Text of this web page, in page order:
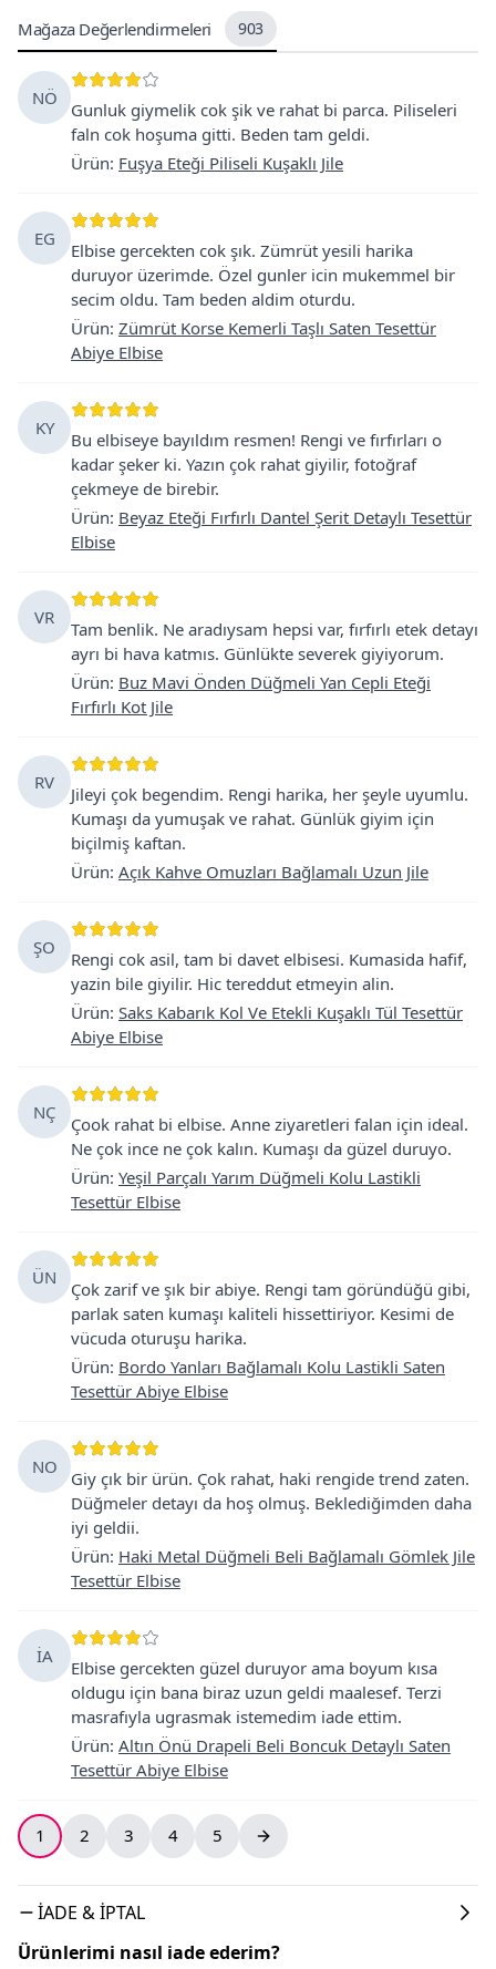
Mağaza Değerlendirmeleri 903
NÖ
Gunluk giymelik cok şik ve rahat bi parca. Piliseleri
faln cok hoşuma gitti. Beden tam geldi.
Ürün: Fuşya Eteği Piliseli Kuşaklı Jile
EG
Elbise gercekten cok şık. Zümrüt yesili harika
duruyor üzerimde. Özel gunler icin mukemmel bir
secim oldu. Tam beden aldim oturdu.
Ürün: Zümrüt Korse Kemerli Taşlı Saten Tesettür
Abiye Elbise
KY
Bu elbiseye bayıldım resmen! Rengi ve fırfırları o
kadar şeker ki. Yazın çok rahat giyilir, fotoğraf
çekmeye de birebir.
Ürün: Beyaz Eteği Fırfırlı Dantel Şerit Detaylı Tesettür
Elbise
VR
Tam benlik. Ne aradıysam hepsi var, fırfırlı etek detayı
ayrı bi hava katmıs. Günlükte severek giyiyorum.
Ürün: Buz Mavi Önden Düğmeli Yan Cepli Eteği
Fırfırlı Kot Jile
RV
Jileyi çok begendim. Rengi harika, her şeyle uyumlu.
Kumaşı da yumuşak ve rahat. Günlük giyim için
biçilmiş kaftan.
Ürün: Açık Kahve Omuzları Bağlamalı Uzun Jile
ŞO
Rengi cok asil, tam bi davet elbisesi. Kumasida hafif,
yazin bile giyilir. Hic tereddut etmeyin alin.
Ürün: Saks Kabarık Kol Ve Etekli Kuşaklı Tül Tesettür
Abiye Elbise
NÇ
Çook rahat bi elbise. Anne ziyaretleri falan için ideal.
Ne çok ince ne çok kalın. Kumaşı da güzel duruyo.
Ürün: Yeşil Parçalı Yarım Düğmeli Kolu Lastikli
Tesettür Elbise
ÜN
Çok zarif ve şık bir abiye. Rengi tam göründüğü gibi,
parlak saten kumaşı kaliteli hissettiriyor. Kesimi de
vücuda oturuşu harika.
Ürün: Bordo Yanları Bağlamalı Kolu Lastikli Saten
Tesettür Abiye Elbise
NO
Giy çık bir ürün. Çok rahat, haki rengide trend zaten.
Düğmeler detayı da hoş olmuş. Beklediğimden daha
iyi geldii.
Ürün: Haki Metal Düğmeli Beli Bağlamalı Gömlek Jile
Tesettür Elbise
İA
Elbise gercekten güzel duruyor ama boyum kısa
oldugu için bana biraz uzun geldi maalesef. Terzi
masrafıyla ugrasmak istemedim iade ettim.
Ürün: Altın Önü Drapeli Beli Boncuk Detaylı Saten
Tesettür Abiye Elbise
1 2 3 4 5
İADE & İPTAL
Ürünlerimi nasıl iade ederim?